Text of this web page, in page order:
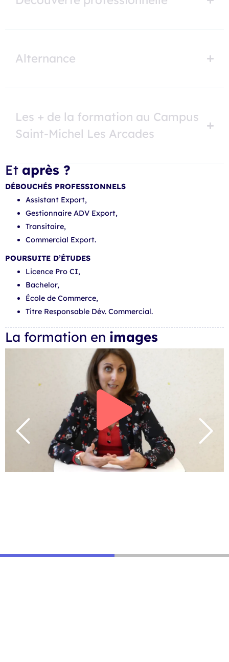
Alternance
Les + de la formation au Campus
Saint-Michel Les Arcades
Et après ?
DÉBOUCHÉS PROFESSIONNELS
Assistant Export,
Gestionnaire ADV Export,
Transitaire,
Commercial Export.
POURSUITE D’ÉTUDES
Licence Pro CI,
Bachelor,
École de Commerce,
Titre Responsable Dév. Commercial.
La formation en images